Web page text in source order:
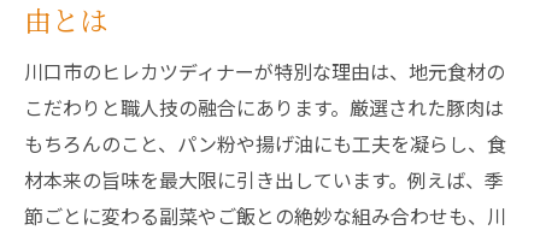
う極意
人気店のディナーで堪能するヒレカツの秘
密
ディナー選びで迷ったらヒレカツが正解
迷った時はディナーでヒレカツを選ぶ安心
由とは
川口市のヒレカツディナーが特別な理由は、地元食材の
こだわりと職人技の融合にあります。厳選された豚肉は
もちろんのこと、パン粉や揚げ油にも工夫を凝らし、食
材本来の旨味を最大限に引き出しています。例えば、季
節ごとに変わる副菜やご飯との絶妙な組み合わせも、川